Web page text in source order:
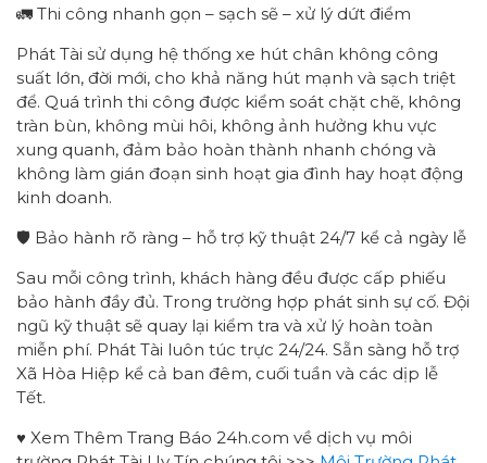
🚛 Thi công nhanh gọn – sạch sẽ – xử lý dứt điểm
Phát Tài sử dụng hệ thống xe hút chân không công
suất lớn, đời mới, cho khả năng hút mạnh và sạch triệt
để. Quá trình thi công được kiểm soát chặt chẽ, không
tràn bùn, không mùi hôi, không ảnh hưởng khu vực
xung quanh, đảm bảo hoàn thành nhanh chóng và
không làm gián đoạn sinh hoạt gia đình hay hoạt động
kinh doanh.
🛡 Bảo hành rõ ràng – hỗ trợ kỹ thuật 24/7 kể cả ngày lễ
Sau mỗi công trình, khách hàng đều được cấp phiếu
bảo hành đầy đủ. Trong trường hợp phát sinh sự cố. Đội
ngũ kỹ thuật sẽ quay lại kiểm tra và xử lý hoàn toàn
miễn phí. Phát Tài luôn túc trực 24/24. Sẵn sàng hỗ trợ
Xã Hòa Hiệp kể cả ban đêm, cuối tuần và các dịp lễ
Tết.
♥ Xem Thêm Trang Báo 24h.com về dịch vụ môi